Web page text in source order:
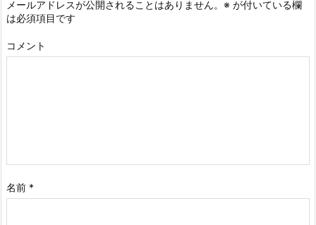
メールアドレスが公開されることはありません。 ※ が付いている欄
は必須項目です
コメント
名前 *